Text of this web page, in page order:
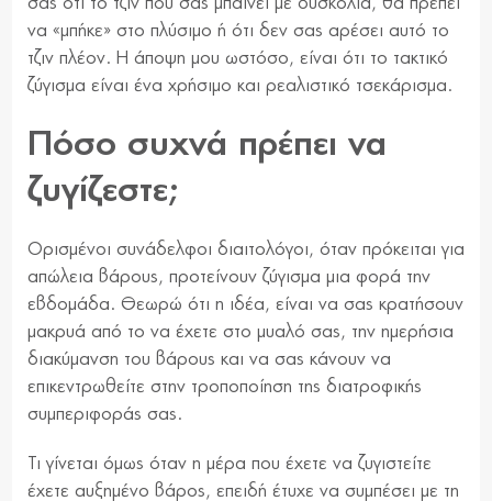
να «μπήκε» στο πλύσιμο ή ότι δεν σας αρέσει αυτό το
τζιν πλέον. Η άποψη μου ωστόσο, είναι ότι το τακτικό
ζύγισμα είναι ένα χρήσιμο και ρεαλιστικό τσεκάρισμα.
Πόσο συχνά πρέπει να
ζυγίζεστε;
Ορισμένοι συνάδελφοι διαιτολόγοι, όταν πρόκειται για
απώλεια βάρους, προτείνουν ζύγισμα μια φορά την
εβδομάδα. Θεωρώ ότι η ιδέα, είναι να σας κρατήσουν
μακρυά από το να έχετε στο μυαλό σας, την ημερήσια
διακύμανση του βάρους και να σας κάνουν να
επικεντρωθείτε στην τροποποίηση της διατροφικής
συμπεριφοράς σας.
Τι γίνεται όμως όταν η μέρα που έχετε να ζυγιστείτε
έχετε αυξημένο βάρος, επειδή έτυχε να συμπέσει με τη